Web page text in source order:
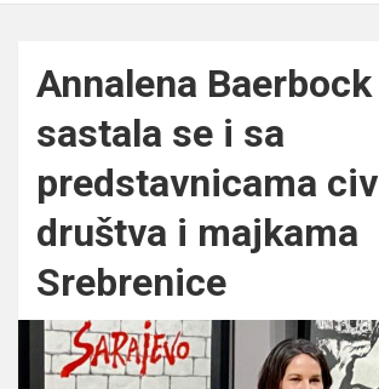
Annalena Baerbock
sastala se i sa
predstavnicama
društva i majkama
Srebrenice